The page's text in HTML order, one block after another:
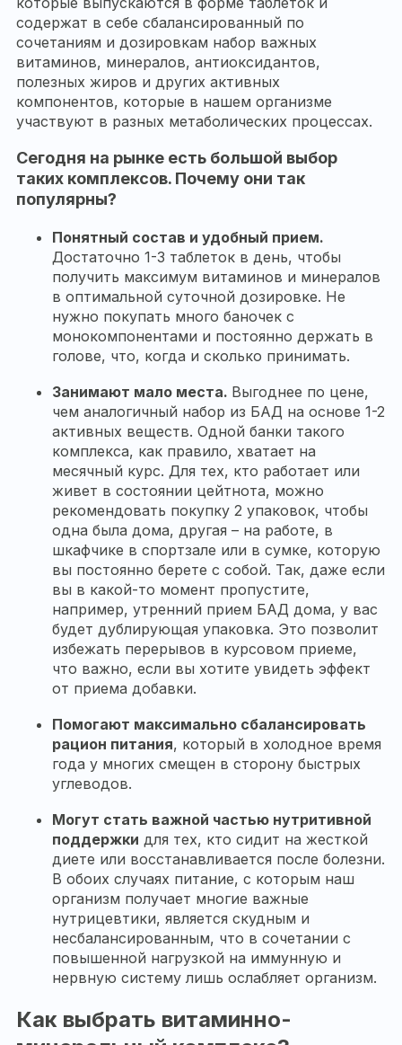
содержат в себе сбалансированный по
сочетаниям и дозировкам набор важных
витаминов, минералов, антиоксидантов,
полезных жиров и других активных
компонентов, которые в нашем организме
участвуют в разных метаболических процессах.
Сегодня на рынке есть большой выбор
таких комплексов. Почему они так
популярны?
Понятный состав и удобный прием.
Достаточно 1-3 таблеток в день, чтобы
получить максимум витаминов и минералов
в оптимальной суточной дозировке. Не
нужно покупать много баночек с
монокомпонентами и постоянно держать в
голове, что, когда и сколько принимать.
Занимают мало места. Выгоднее по цене,
чем аналогичный набор из БАД на основе 1-2
активных веществ. Одной банки такого
комплекса, как правило, хватает на
месячный курс. Для тех, кто работает или
живет в состоянии цейтнота, можно
рекомендовать покупку 2 упаковок, чтобы
одна была дома, другая – на работе, в
шкафчике в спортзале или в сумке, которую
вы постоянно берете с собой. Так, даже если
вы в какой-то момент пропустите,
например, утренний прием БАД дома, у вас
будет дублирующая упаковка. Это позволит
избежать перерывов в курсовом приеме,
что важно, если вы хотите увидеть эффект
от приема добавки.
Помогают максимально сбалансировать
рацион питания, который в холодное время
года у многих смещен в сторону быстрых
углеводов.
Могут стать важной частью нутритивной
поддержки для тех, кто сидит на жесткой
диете или восстанавливается после болезни.
В обоих случаях питание, с которым наш
организм получает многие важные
нутрицевтики, является скудным и
несбалансированным, что в сочетании с
повышенной нагрузкой на иммунную и
нервную систему лишь ослабляет организм.
Как выбрать витаминно-